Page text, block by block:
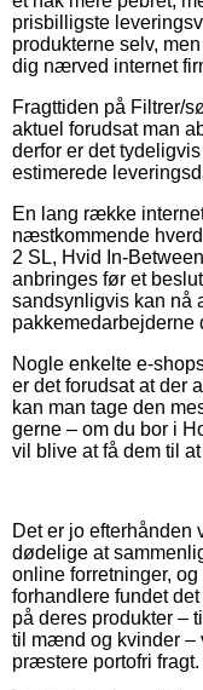
prisbilligste
produkterne selv,
dig nærved internet
Fragttiden på Filtrer/
aktuel forudsat man
derfor er det
estimerede
En lang række
næstkommende
2 SL, Hvid In-
anbringes før et
sandsynligvis kan nå
pakkemedarbejderne
Nogle enkelte e-
er det forudsat at der
kan man tage den
gerne – om du bor i
vil blive at få dem til
Det er jo efterhånden
dødelige at
online forretninger,
forhandlere fundet
på deres produkter –
til mænd og kvinder –
præstere portofri fragt.